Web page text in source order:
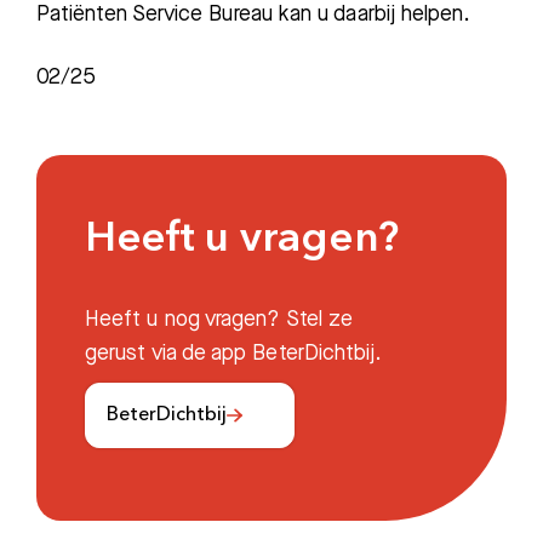
Patiënten Service Bureau kan u daarbij helpen.
02/25
Heeft u vragen?
Heeft u nog vragen? Stel ze
gerust via de app BeterDichtbij.
BeterDichtbij